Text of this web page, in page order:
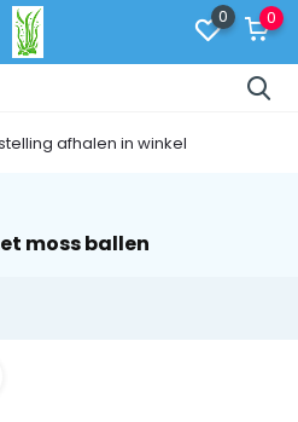
0 0
afhalen in winkel
moss ballen